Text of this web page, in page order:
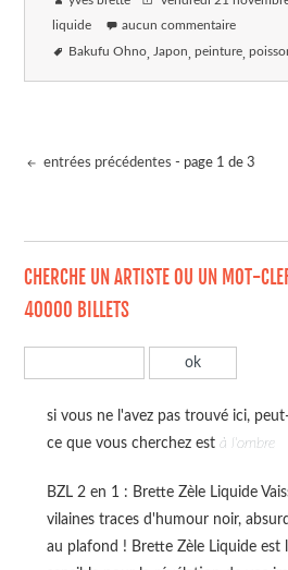
liquide aucun commentaire
Bakufu Ohno Japon peinture
entrées précédentes - page 1 de 3
CHERCHE UN ARTISTE OU UN MOT-
40000 BILLETS
si vous ne l'avez pas trouvé ici,
ce que vous cherchez est à l'ombre
BZL 2 en 1 : Brette Zèle Liquide
vilaines traces d'humour noir,
au plafond ! Brette Zèle Liquide